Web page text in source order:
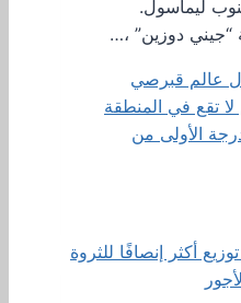
جنوب ليماسول.
دوزين” ،…
عالم قبرصي
تقع في المنطقة
الأولى من